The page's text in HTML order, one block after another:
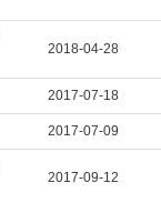
2018-04-28
2017-07-18
2017-07-09
2017-09-12